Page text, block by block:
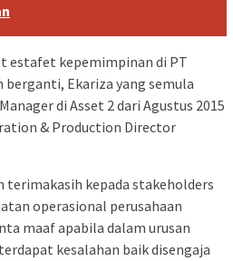
estafet kepemimpinan di PT
berganti, Ekariza yang semula
di Asset 2 dari Agustus 2015
& Production Director
terimakasih kepada stakeholders
operasional perusahaan
maaf apabila dalam urusan
kesalahan baik disengaja